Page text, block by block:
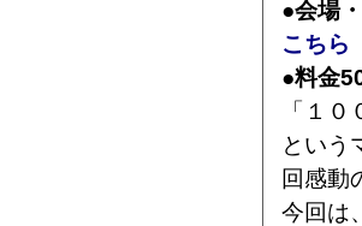
●会場
こちら
●料金
「１
という
回感動
今回は